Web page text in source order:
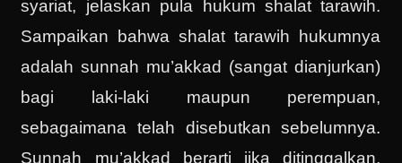
syariat, jelaskan pula hukum shalat tarawih.
Sampaikan bahwa shalat tarawih hukumnya
adalah sunnah mu’akkad (sangat dianjurkan)
bagi laki-laki maupun perempuan,
sebagaimana telah disebutkan sebelumnya.
Sunnah mu’akkad berarti jika ditinggalkan,